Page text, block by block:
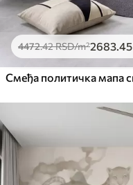
4472.42RSD/m²2683.45